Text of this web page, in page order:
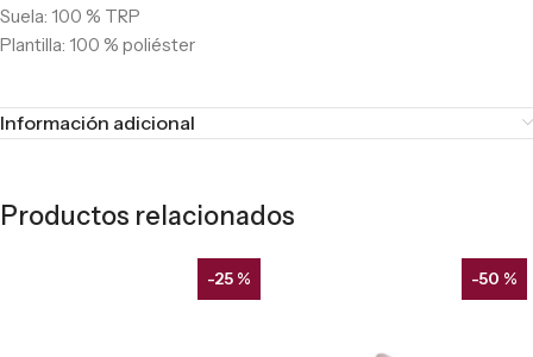
Suela: 100 % TRP
Plantilla: 100 % poliéster
Información adicional
Productos relacionados
-25 % -50 %